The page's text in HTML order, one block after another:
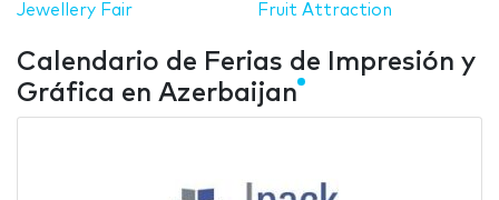
Jewellery Fair
Fruit Attraction
Calendario de Ferias de Impresión y
Gráfica en Azerbaijan